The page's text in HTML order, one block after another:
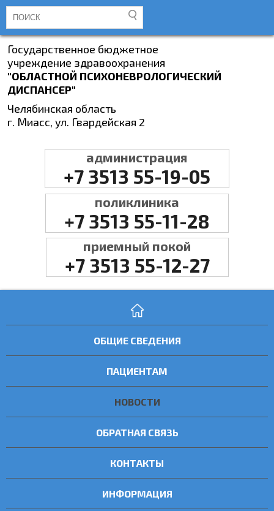
Государственное бюджетное
учреждение здравоохранения
"ОБЛАСТНОЙ ПСИХОНЕВРОЛОГИЧЕСКИЙ
ДИСПАНСЕР"
Челябинская область
г. Миасс, ул. Гвардейская 2
администрация
+7 3513 55-19-05
поликлиника
+7 3513 55-11-28
приемный покой
+7 3513 55-12-27
ОБЩИЕ СВЕДЕНИЯ
ПАЦИЕНТАМ
НОВОСТИ
ОБРАТНАЯ СВЯЗЬ
КОНТАКТЫ
ИНФОРМАЦИЯ